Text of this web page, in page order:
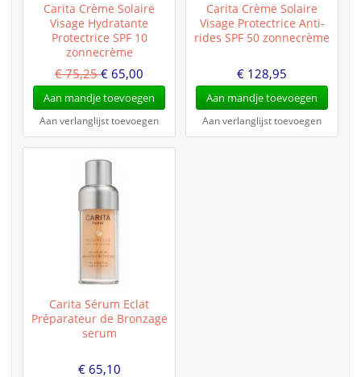
Carita Crème Solaire
Visage Hydratante
Protectrice SPF 10
zonnecrème
€ 75,25€ 65,00
Aan mandje toevoegen
Aan verlanglijst toevoegen
Carita Crème Solaire
Visage Protectrice Anti-
rides SPF 50 zonnecrème
€ 128,95
Aan mandje toevoegen
Aan verlanglijst toevoegen
Carita Sérum Eclat
Préparateur de Bronzage
serum
€ 65,10